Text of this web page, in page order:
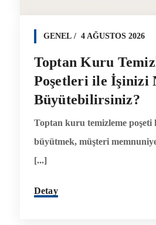
GENEL 4 AĞUSTOS 2026
Toptan Kuru
Poşetleri ile İşinizi
Büyütebilirsiniz?
Toptan kuru temizleme
büyütmek, müşteri
[...]
Detay